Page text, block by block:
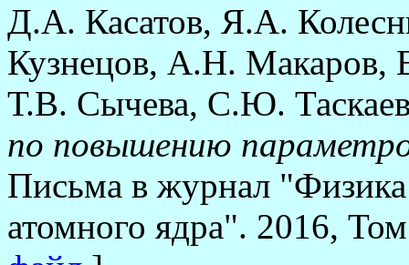
Д.А. Касатов, Я.А.
Кузнецов, А.Н. Макаров,
Т.В. Сычева, С.Ю.
по повышению
Письма в журнал
атомного ядра". 2016,